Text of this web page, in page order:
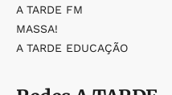
A TARDE FM
MASSA!
A TARDE EDUCAÇÃO